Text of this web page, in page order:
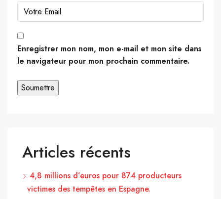
Enregistrer mon nom, mon e-mail et mon site dans
le navigateur pour mon prochain commentaire.
Articles récents
4,8 millions d’euros pour 874 producteurs
victimes des tempêtes en Espagne.